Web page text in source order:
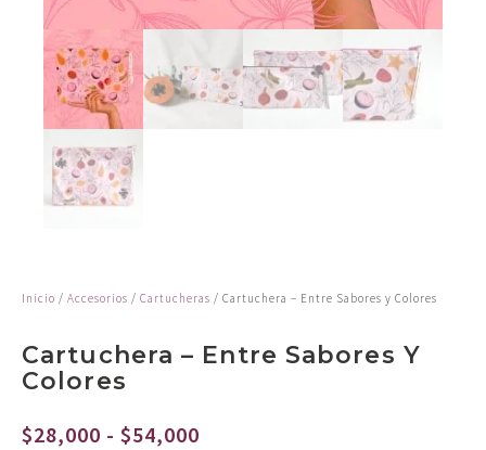
Inicio / Accesorios / Cartucheras / Cartuchera – Entre Sabores y Colores
Cartuchera – Entre Sabores Y
Colores
$28,000 - $54,000